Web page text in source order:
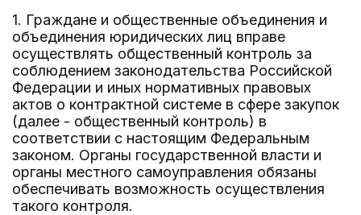
1. Граждане и общественные объединения и
объединения юридических лиц вправе
осуществлять общественный контроль за
соблюдением законодательства Российской
Федерации и иных нормативных правовых
актов о контрактной системе в сфере закупок
(далее - общественный контроль) в
соответствии с настоящим Федеральным
законом. Органы государственной власти и
органы местного самоуправления обязаны
обеспечивать возможность осуществления
такого контроля.